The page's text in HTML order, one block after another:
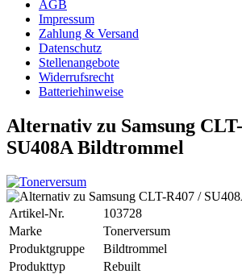
AGB
Impressum
Zahlung & Versand
Datenschutz
Stellenangebote
Widerrufsrecht
Batteriehinweise
Alternativ zu Samsung
SU408A Bildtrommel
Artikel-Nr.
103728
Marke
Tonerversum
Produktgruppe
Bildtrommel
Produkttyp
Rebuilt